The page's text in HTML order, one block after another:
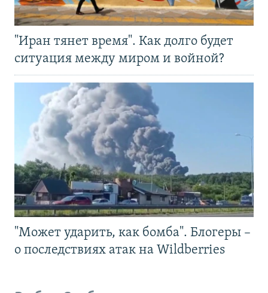
"Иран тянет время". Как долго будет
ситуация между миром и войной?
"Может ударить, как бомба". Блогеры –
о последствиях атак на Wildberries